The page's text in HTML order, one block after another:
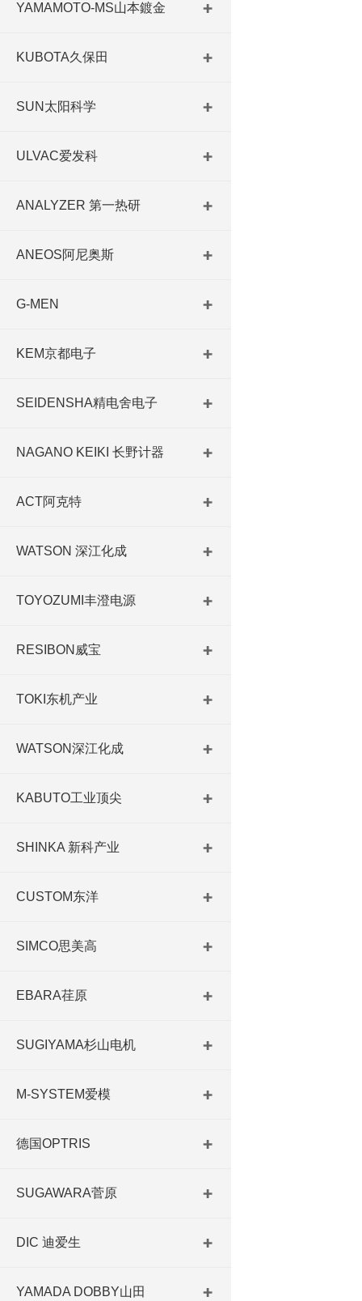
YAMAMOTO-MS山本鍍金
KUBOTA久保田
SUN太阳科学
ULVAC爱发科
ANALYZER 第一热研
ANEOS阿尼奥斯
G-MEN
KEM京都电子
SEIDENSHA精电舍电子
NAGANO KEIKI 长野计器
ACT阿克特
WATSON 深江化成
TOYOZUMI丰澄电源
RESIBON威宝
TOKI东机产业
WATSON深江化成
KABUTO工业顶尖
SHINKA 新科产业
CUSTOM东洋
SIMCO思美高
EBARA荏原
SUGIYAMA杉山电机
M-SYSTEM爱模
德国OPTRIS
SUGAWARA菅原
DIC 迪爱生
YAMADA DOBBY山田